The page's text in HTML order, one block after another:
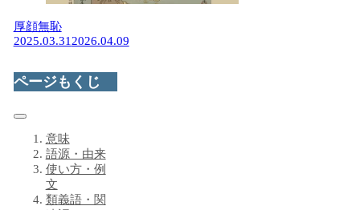
厚顔無恥
2025.03.312026.04.09
ページもくじ
意味
語源・由来
使い方・例
文
類義語・関